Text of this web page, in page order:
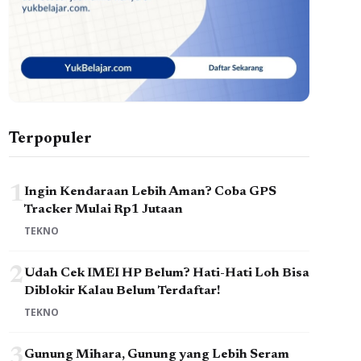
Terpopuler
1Ingin Kendaraan Lebih Aman? Coba GPS
Tracker Mulai Rp1 Jutaan
TEKNO
2Udah Cek IMEI HP Belum? Hati-Hati Loh Bisa
Diblokir Kalau Belum Terdaftar!
TEKNO
Gunung Mihara, Gunung yang Lebih Seram